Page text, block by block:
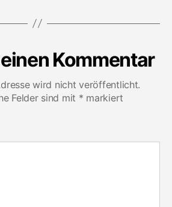
Kommentar
wird nicht veröffentlicht.
Felder sind mit * markiert